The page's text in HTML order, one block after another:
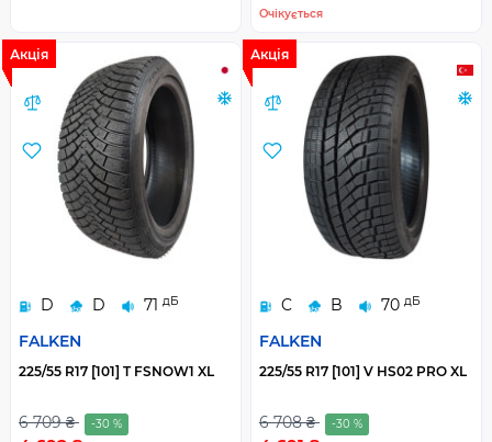
Очікується
Акція
D D 71 дБ
FALKEN
225/55 R17 [101] T FSNOW1 XL
6 709 ₴ -30 %
Акція
C B 70 дБ
FALKEN
225/55 R17 [101] V HS02 PRO XL
6 708 ₴ -30 %